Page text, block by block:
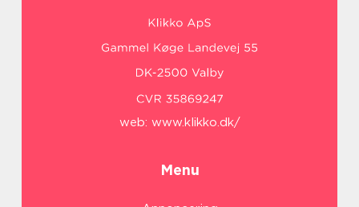
web: www.klikko.dk/
Menu